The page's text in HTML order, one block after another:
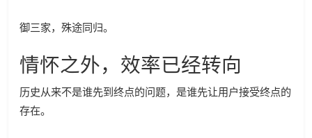
御三家，殊途同归。
情怀之外，效率已经转向
历史从来不是谁先到终点的问题，是谁先让用户接受终点的
存在。